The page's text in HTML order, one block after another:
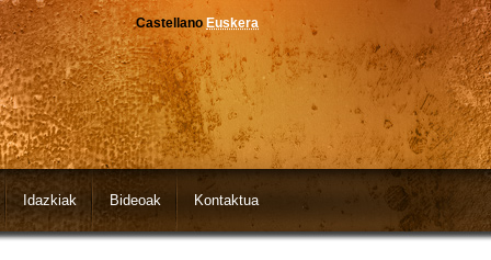
Castellano Euskera
Idazkiak Bideoak Kontaktua